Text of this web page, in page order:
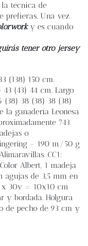
la técnica de
prefieras. Una vez
y es cuando
tener otro jersey
(138) 150 cm.
43 (43) 44 cm. Largo
(38) 38 (38) 38 (38)
ganadería Leonesa
743
o
- 190 m/50 g
CC1:
Albert, 1 madeja
agujas de 3,5 mm en
x 30v = 10x10 cm
y bordada. Holgura
de pecho de 93 cm y